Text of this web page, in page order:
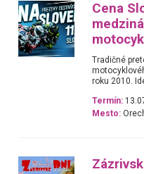
Cena
Tradičné
roku 2010.
Termín:
Mesto: